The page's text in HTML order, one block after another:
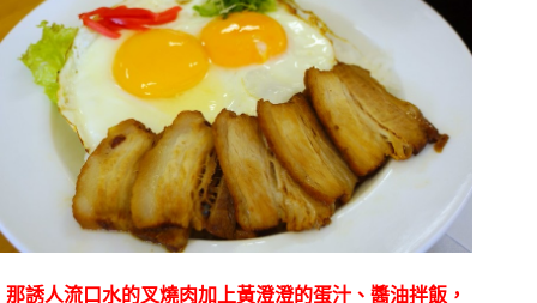
那誘人流口水的叉燒肉加上黃澄澄的蛋汁、醬油拌飯，